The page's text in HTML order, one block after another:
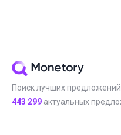
Поиск лучших
443 299 актуальных